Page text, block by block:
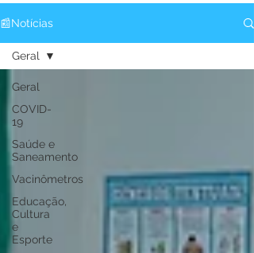
📰Notícias
Geral
COVID-
19
Saúde e
Saneamento
Vacinômetros
Educação,
Cultura
e
Esporte
Geral